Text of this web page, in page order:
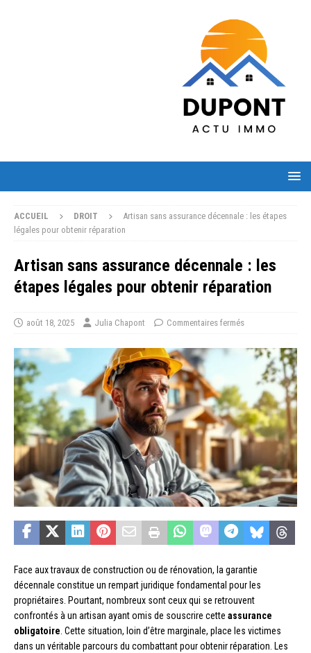
ACCUEIL DROIT
Artisan sans assurance décennale : les étapes
légales pour obtenir réparation
Artisan sans assurance décennale : les
étapes légales pour obtenir réparation
août 18, 2025 Julia Chapont Commentaires fermés
Face aux travaux de construction ou de rénovation, la garantie
décennale constitue un rempart juridique fondamental pour les
propriétaires. Pourtant, nombreux sont ceux qui se retrouvent
confrontés à un artisan ayant omis de souscrire cette assurance
obligatoire . Cette situation, loin d’être marginale, place les victimes
dans un véritable parcours du combattant pour obtenir réparation. Les